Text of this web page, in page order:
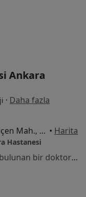
Ankara
· Daha fazla
Polatlı 2 Cad.İdil Sok.No:44 Andiçen Mah., Sincan • Harita
Hastanesi
Bu kurumda online uygunluğu bulunan bir doktor veya uzman bulunamadı